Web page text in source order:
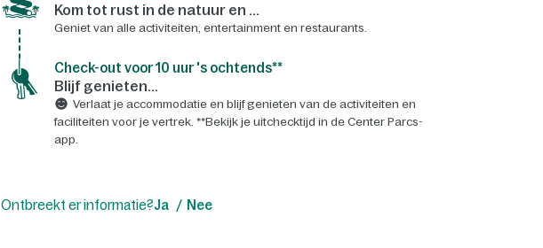
Kom tot rust in de natuur en ...
Geniet van alle activiteiten, entertainment en restaurants.
Check-out voor 10 uur 's ochtends**
Blijf genieten...
Verlaat je accommodatie en blijf genieten van de activiteiten en
faciliteiten voor je vertrek. **Bekijk je uitchecktijd in de Center Parcs-
app.
Ontbreekt er informatie?Ja Nee